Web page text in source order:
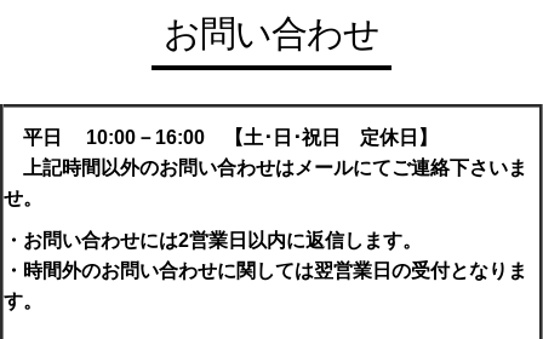
お問い合わせ
平日 10:00－16:00 【土･日･祝日 定休日】
上記時間以外のお問い合わせはメールにてご連絡下さいま
せ。
・お問い合わせには2営業日以内に返信します。
・時間外のお問い合わせに関しては翌営業日の受付となりま
す。